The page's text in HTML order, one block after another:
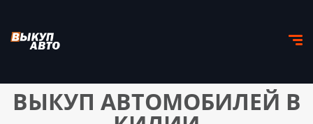
ВЫКУП АВТОМОБИЛЕЙ В